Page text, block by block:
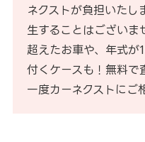
ネクストが負担いたし
生することはござい
超えたお車や、年式
付くケースも！無料で
一度カーネクストにご